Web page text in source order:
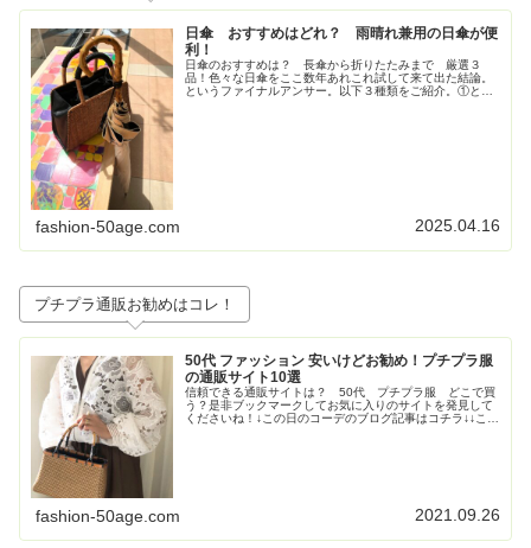
日傘 おすすめはどれ？ 雨晴れ兼用の日傘が便
利！
日傘のおすすめは？ 長傘から折りたたみまで 厳選３
品！色々な日傘をここ数年あれこれ試して来て出た結論。
というファイナルアンサー。以下３種類をご紹介。①とに
fashion-50age.com 2025.04.16
プチプラ通販お勧めはコレ！
50代 ファッション 安いけどお勧め！プチプラ服
の通販サイト10選
信頼できる通販サイトは？ 50代 プチプラ服 どこで買
う？是非ブックマークしてお気に入りのサイトを発見して
くださいね！↓この日のコーデのブログ記事はコチラ↓↓この
fashion-50age.com 2021.09.26